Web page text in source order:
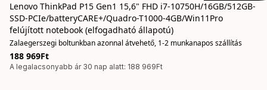
Lenovo ThinkPad P15 Gen1 15,6" FHD i7-10750H/16GB/512GB-
SSD-PCIe/batteryCARE+/Quadro-T1000-4GB/Win11Pro
felújított notebook (elfogadható állapotú)
Zalaegerszegi boltunkban azonnal átvehető, 1-2 munkanapos szállítás
188 969Ft
A legalacsonyabb ár 30 nap alatt: 188 969Ft